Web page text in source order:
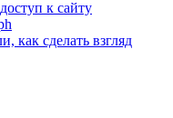
к сайту
как сделать взгляд